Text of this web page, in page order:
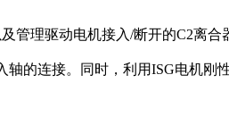
理驱动电机接入/断开的C2离合
的连接。同时，利用ISG电机刚